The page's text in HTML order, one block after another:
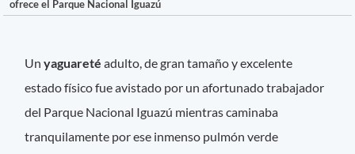
ofrece el Parque Nacional Iguazú
Unyaguareté adulto, de gran tamaño y excelente
estado físico fue avistado por un afortunado trabajador
del Parque Nacional Iguazú mientras caminaba
tranquilamente por ese inmenso pulmón verde